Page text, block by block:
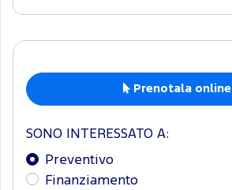
Prenotala online
SONO INTERESSATO A:
Preventivo
Finanziamento